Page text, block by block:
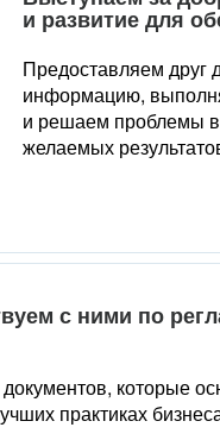
и развитие для
Предоставляем друг
информацию,
и решаем проблемы
желаемых
с ними по
которые
практиках